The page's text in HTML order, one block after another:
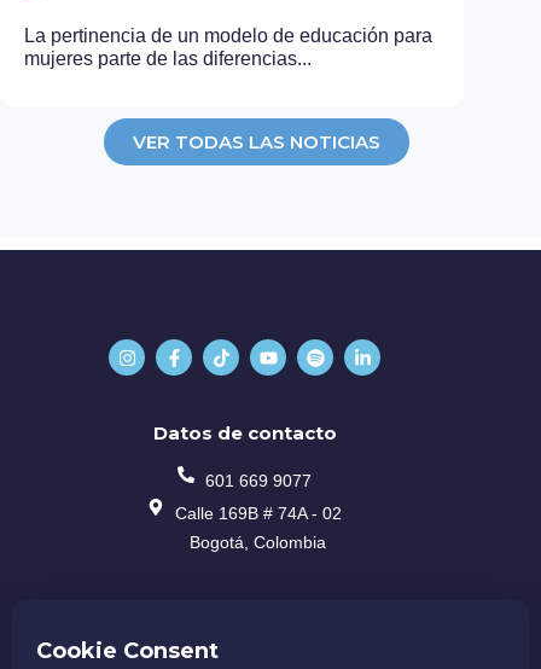
La pertinencia de un modelo de educación para
mujeres parte de las diferencias...
VER TODAS LAS NOTICIAS
Datos de contacto
601 669 9077
Calle 169B # 74A - 02
Bogotá, Colombia
Documentos institucionales